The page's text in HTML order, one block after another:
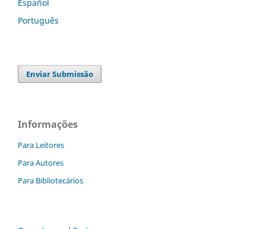
Español
Português
Enviar Submissão
Informações
Para Leitores
Para Autores
Para Bibliotecários